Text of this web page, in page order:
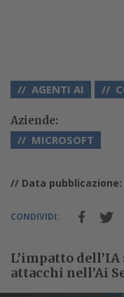
AGENTI AI
Aziende:
MICROSOFT
// Data pubblicazione:
CONDIVIDI:
L’impatto
attacchi nell’Ai